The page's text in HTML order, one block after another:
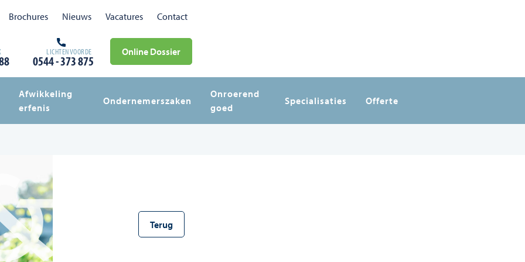
Brochures Nieuws Vacatures Contact
0544 - 373 875
LICHTENVOORDE Online Dossier
Afwikkeling
erfenis
Ondernemerszaken
Onroerend
goed
Specialisaties Offerte
Terug